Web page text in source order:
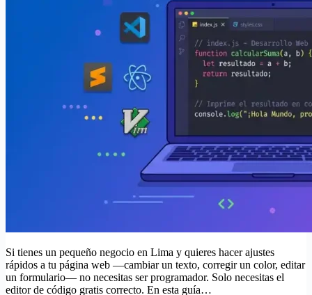
Si tienes un pequeño negocio en Lima y quieres hacer ajustes
rápidos a tu página web —cambiar un texto, corregir un color, editar
un formulario— no necesitas ser programador. Solo necesitas el
editor de código gratis correcto. En esta guía…